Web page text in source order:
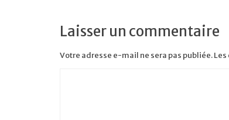
Laisser un commentaire
Votre adresse e-mail ne sera pas publiée.